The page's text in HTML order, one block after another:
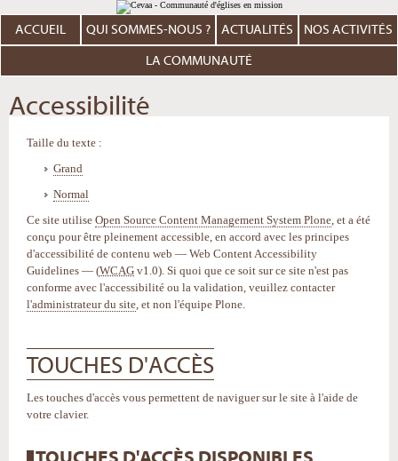
au
contenu.
Aller
personnels
ACCUEIL QUI SOMMES-NOUS ? ACTUALITÉS NOS ACTIVITÉS
LA COMMUNAUTÉ
Accessibilité
Taille du texte :
Grand
Normal
Ce site utilise Open Source Content Management System Plone, et a été
conçu pour être pleinement accessible, en accord avec les principes
d'accessibilité de contenu web — Web Content Accessibility
Guidelines — (WCAG v1.0). Si quoi que ce soit sur ce site n'est pas
conforme avec l'accessibilité ou la validation, veuillez contacter
l'administrateur du site, et non l'équipe Plone.
TOUCHES D'ACCÈS
Les touches d'accès vous permettent de naviguer sur le site à l'aide de
votre clavier.